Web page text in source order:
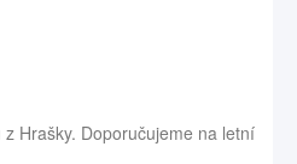
Hrašky. Doporučujeme na letní